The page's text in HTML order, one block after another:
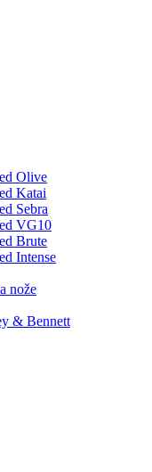
Olive
Katai
Sebra
VG10
Brute
Intense
nože
& Bennett